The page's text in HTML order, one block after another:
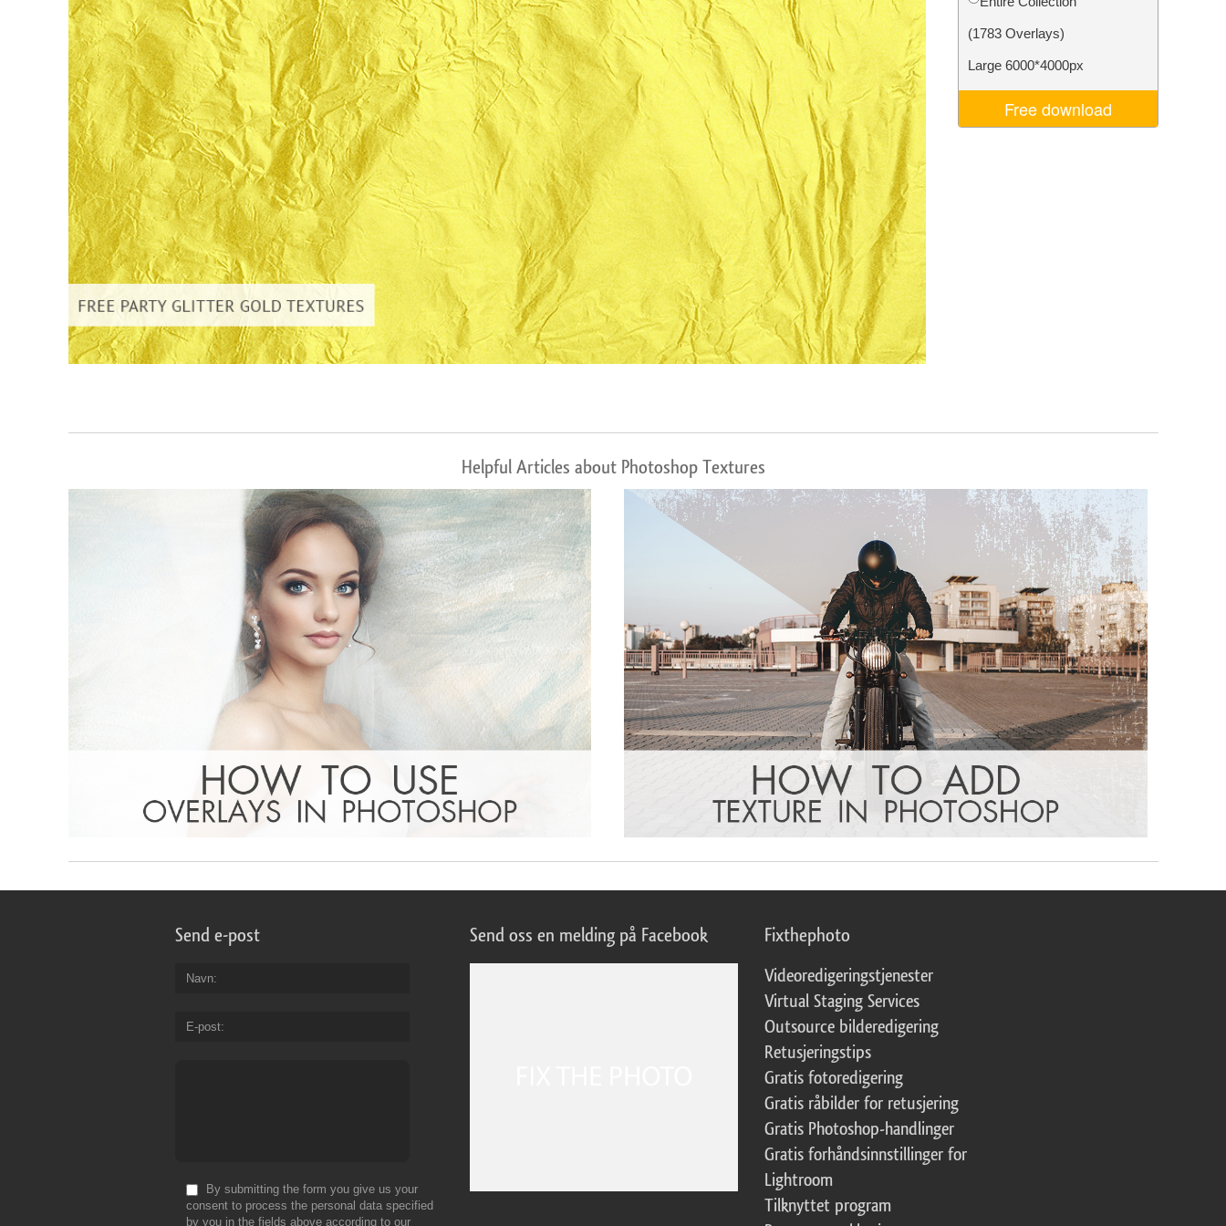
Produktfotoredigering Redigering av smykkefoto AI-treningsdata Video Editing Services
(1783 Overlays)
Large 6000*4000px
Free download
Helpful Articles about Photoshop Textures
Send e-post
Navn
E-post
By submitting the form you give us your
consent to process the personal data specified
by you in the fields above according to our
Send oss en melding på Facebook Fixthephoto
Videoredigeringstjenester
Virtual Staging Services
Outsource bilderedigering
Retusjeringstips
Gratis fotoredigering
Gratis råbilder for retusjering
Gratis Photoshop-handlinger
Gratis forhåndsinnstillinger for
Lightroom
Tilknyttet program